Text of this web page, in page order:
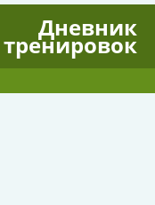
Дневник
тренировок